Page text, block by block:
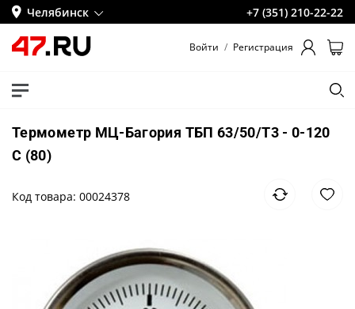
Челябинск +7 (351) 210-22-22
Войти / Регистрация
Термометр МЦ-Багория ТБП 63/50/Т3 - 0-120
С (80)
Код товара: 00024378